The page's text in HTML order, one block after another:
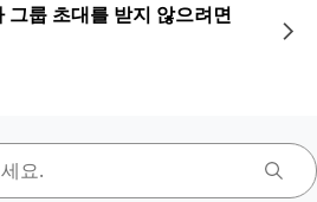
그룹 초대를 받지 않으려면